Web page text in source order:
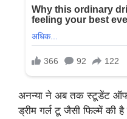
अनन्या ने अब तक स्टूडेंट ऑफ
ड्रीम गर्ल टू जैसी फिल्में की